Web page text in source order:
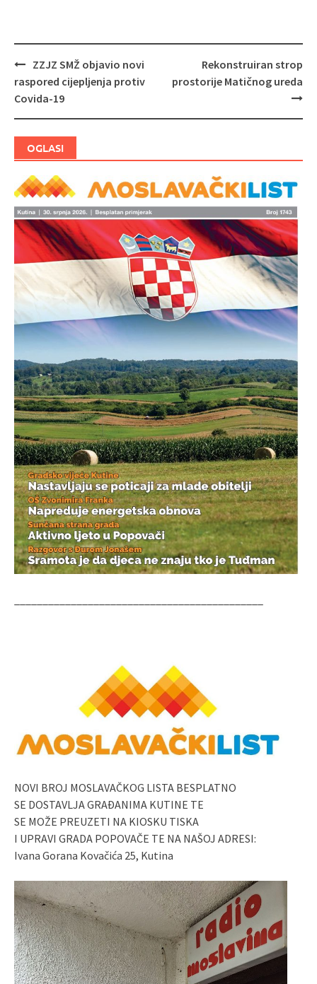
Navigacija
objava
ZZJZ SMŽ objavio novi
raspored cijepljenja protiv
Covida-19
Rekonstruiran strop
prostorije Matičnog ureda
OGLASI
NOVI BROJ MOSLAVAČKOG LISTA BESPLATNO
SE DOSTAVLJA GRAĐANIMA KUTINE TE
SE MOŽE PREUZETI NA KIOSKU TISKA
I UPRAVI GRADA POPOVAČE TE NA NAŠOJ ADRESI:
Ivana Gorana Kovačića 25, Kutina